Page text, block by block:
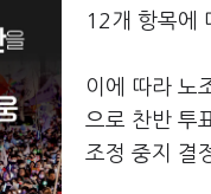
12개 항목에
이에 따라 노
으로 찬반 투
조정 중지 결